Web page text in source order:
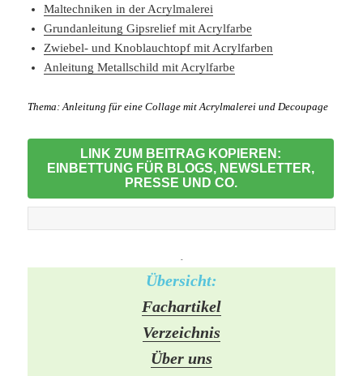
Maltechniken in der Acrylmalerei
Grundanleitung Gipsrelief mit Acrylfarbe
Zwiebel- und Knoblauchtopf mit Acrylfarben
Anleitung Metallschild mit Acrylfarbe
Thema:Anleitung für eine Collage mit Acrylmalerei und Decoupage
LINK ZUM BEITRAG KOPIEREN:
EINBETTUNG FÜR BLOGS, NEWSLETTER,
PRESSE UND CO.
-
Übersicht:
Fachartikel
Verzeichnis
Über uns